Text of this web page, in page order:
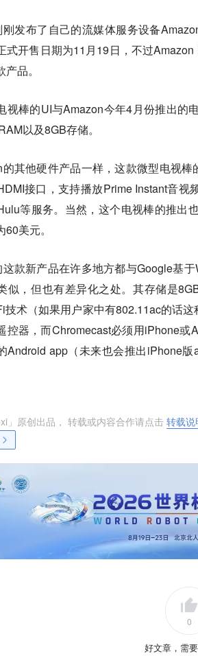
发布了自己的流媒体服务设备
式开售日期为11月19日，不过
品。
视棒的UI与Amazon今年4月份推出的
以及8GB存储。
的其他硬件产品一样，这款微型电视
接口，支持播放Prime Instant音视
等服务。当然，这个电视棒的推出
美元。
款新产品在许多地方都与Google基
似，但也有差异化之处。其存储是
技术（如果用户家中有802.11ac的话
控器，而Chromecast必须用iPhone
Android app（未来也会推出iPhone
」原创出品， 转载或内容合作请点击 转载说
0
好文章，需